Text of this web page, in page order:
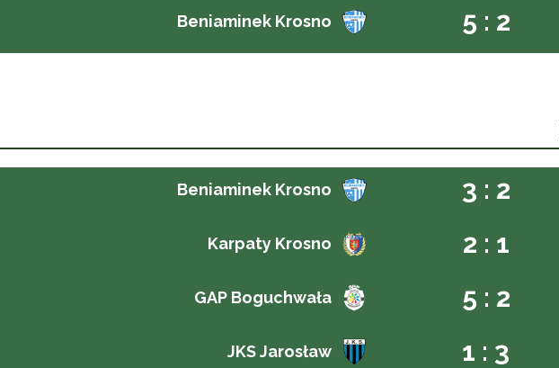
Beniaminek Krosno 5 : 2
Beniaminek Krosno 3 : 2
Karpaty Krosno 2 : 1
GAP Boguchwała 5 : 2
JKS Jarosław 1 : 3